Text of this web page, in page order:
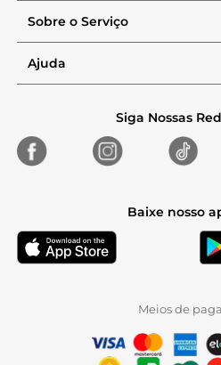
Sobre o Serviço
Ajuda
Siga Nossas
Baixe nosso
Meios de